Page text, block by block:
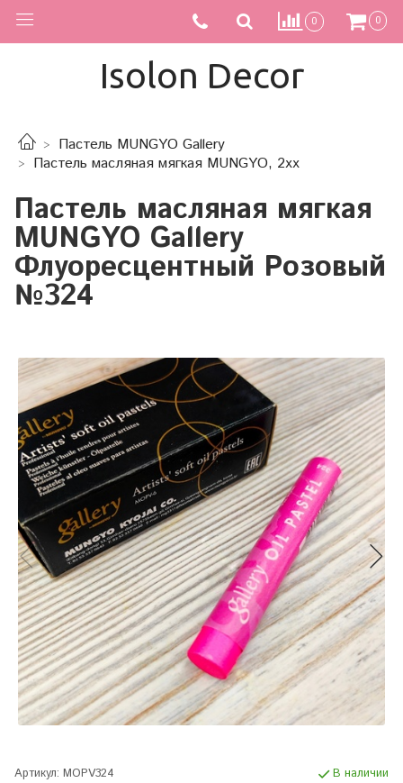
0 0
Isolon Decor
Пастель MUNGYO Gallery
Пастель масляная мягкая MUNGYO, 2xx
Пастель масляная мягкая
MUNGYO Gallery
Флуоресцентный Розовый
№324
Артикул: MOPV324 В наличии